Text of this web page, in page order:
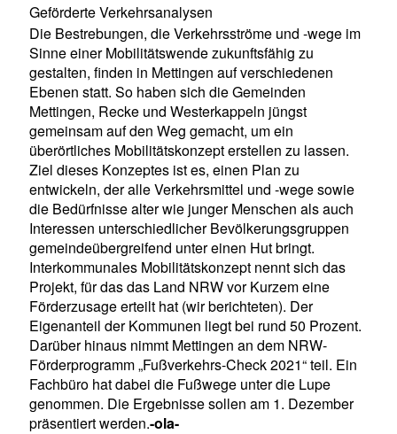
Geförderte Verkehrsanalysen
Die Bestrebungen, die Verkehrsströme und -wege im
Sinne einer Mobilitätswende zukunftsfähig zu
gestalten, finden in Mettingen auf verschiedenen
Ebenen statt. So haben sich die Gemeinden
Mettingen, Recke und Westerkappeln jüngst
gemeinsam auf den Weg gemacht, um ein
überörtliches Mobilitätskonzept erstellen zu lassen.
Ziel dieses Konzeptes ist es, einen Plan zu
entwickeln, der alle Verkehrsmittel und -wege sowie
die Bedürfnisse alter wie junger Menschen als auch
Interessen unterschiedlicher Bevölkerungsgruppen
gemeindeübergreifend unter einen Hut bringt.
Interkommunales Mobilitätskonzept nennt sich das
Projekt, für das das Land NRW vor Kurzem eine
Förderzusage erteilt hat (wir berichteten). Der
Eigenanteil der Kommunen liegt bei rund 50 Prozent.
Darüber hinaus nimmt Mettingen an dem NRW-
Förderprogramm „Fußverkehrs-Check 2021“ teil. Ein
Fachbüro hat dabei die Fußwege unter die Lupe
genommen. Die Ergebnisse sollen am 1. Dezember
präsentiert werden.-ola-